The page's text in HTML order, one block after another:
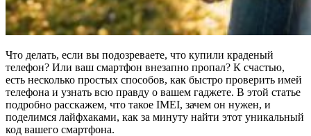
Что делать, если вы подозреваете, что купили краденый
телефон? Или ваш смартфон внезапно пропал? К счастью,
есть несколько простых способов, как быстро проверить имей
телефона и узнать всю правду о вашем гаджете. В этой статье
подробно расскажем, что такое IMEI, зачем он нужен, и
поделимся лайфхаками, как за минуту найти этот уникальный
код вашего смартфона.